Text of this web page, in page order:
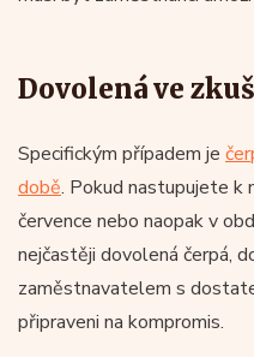
Dovolená ve
Specifickým případem je
době. Pokud nastupujete k
července nebo naopak v
nejčastěji dovolená čerpá,
zaměstnavatelem s
připraveni na kompromis.